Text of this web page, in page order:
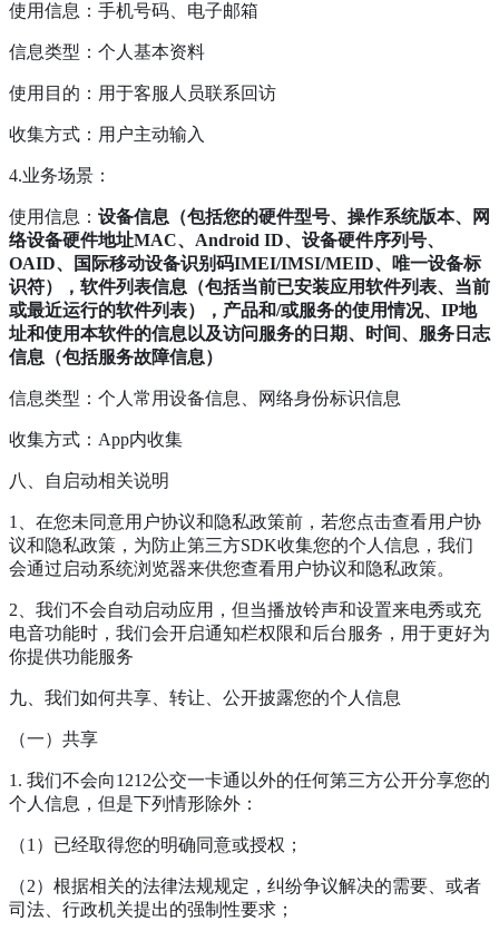
使用信息：手机号码、电子邮箱
信息类型：个人基本资料
使用目的：用于客服人员联系回访
收集方式：用户主动输入
4.业务场景：
使用信息： 设备信息（包括您的硬件型号、操作系统版本、网
络设备硬件地址MAC、Android ID、设备硬件序列号、
OAID、国际移动设备识别码IMEI/IMSI/MEID、唯一设备标
识符），软件列表信息（包括当前已安装应用软件列表、当前
或最近运行的软件列表），产品和/或服务的使用情况、IP地
址和使用本软件的信息以及访问服务的日期、时间、服务日志
信息（包括服务故障信息）
信息类型：个人常用设备信息、网络身份标识信息
收集方式：App内收集
八、自启动相关说明
1、在您未同意用户协议和隐私政策前，若您点击查看用户协
议和隐私政策，为防止第三方SDK收集您的个人信息，我们
会通过启动系统浏览器来供您查看用户协议和隐私政策。
2、我们不会自动启动应用，但当播放铃声和设置来电秀或充
电音功能时，我们会开启通知栏权限和后台服务，用于更好为
你提供功能服务
九、我们如何共享、转让、公开披露您的个人信息
（一）共享
1. 我们不会向1212公交一卡通以外的任何第三方公开分享您的
个人信息，但是下列情形除外：
（1）已经取得您的明确同意或授权；
（2）根据相关的法律法规规定，纠纷争议解决的需要、或者
司法、行政机关提出的强制性要求；